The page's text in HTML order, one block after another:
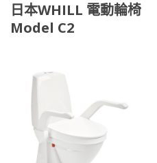
日本WHILL 電動輪椅
Model C2